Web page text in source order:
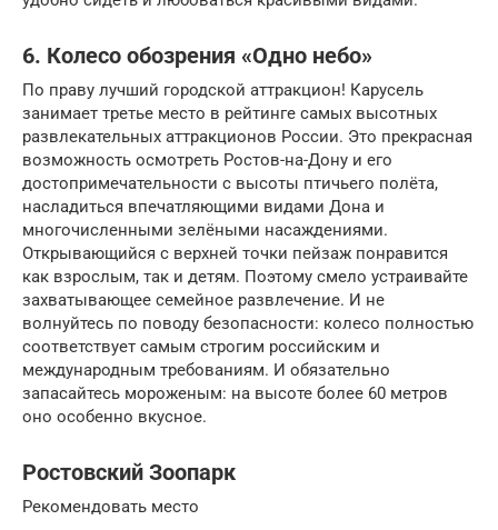
6. Колесо обозрения «Одно небо»
По праву лучший городской аттракцион! Карусель
занимает третье место в рейтинге самых высотных
развлекательных аттракционов России. Это прекрасная
возможность осмотреть Ростов-на-Дону и его
достопримечательности с высоты птичьего полёта,
насладиться впечатляющими видами Дона и
многочисленными зелёными насаждениями.
Открывающийся с верхней точки пейзаж понравится
как взрослым, так и детям. Поэтому смело устраивайте
захватывающее семейное развлечение. И не
волнуйтесь по поводу безопасности: колесо полностью
соответствует самым строгим российским и
международным требованиям. И обязательно
запасайтесь мороженым: на высоте более 60 метров
оно особенно вкусное.
Ростовский Зоопарк
Рекомендовать место